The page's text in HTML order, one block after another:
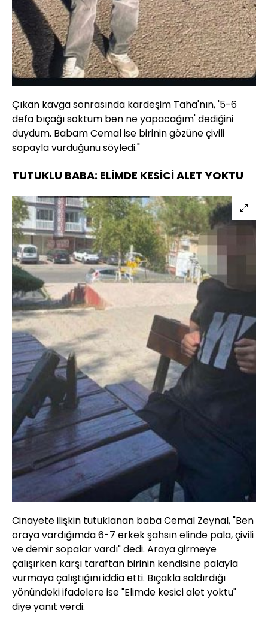
Çıkan kavga sonrasında kardeşim Taha'nın, '5-6
defa bıçağı soktum ben ne yapacağım' dediğini
duydum. Babam Cemal ise birinin gözüne çivili
sopayla vurduğunu söyledi."
TUTUKLU BABA: ELİMDE KESİCİ ALET YOKTU
Cinayete ilişkin tutuklanan baba Cemal Zeynal, "Ben
oraya vardığımda 6-7 erkek şahsın elinde pala, çivili
ve demir sopalar vardı" dedi. Araya girmeye
çalışırken karşı taraftan birinin kendisine palayla
vurmaya çalıştığını iddia etti. Bıçakla saldırdığı
yönündeki ifadelere ise "Elimde kesici alet yoktu"
diye yanıt verdi.